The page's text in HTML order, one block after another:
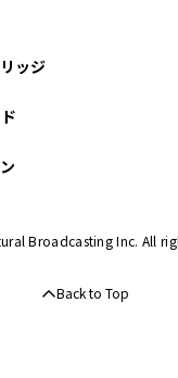
ッジ
Broadcasting Inc. All
Back to Top